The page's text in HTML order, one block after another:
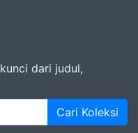
dari judul,
Cari Koleksi